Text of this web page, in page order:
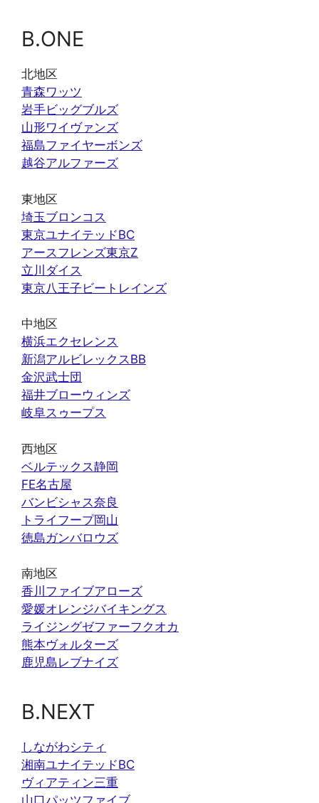
B.ONE
北地区
青森ワッツ
岩手ビッグブルズ
山形ワイヴァンズ
福島ファイヤーボンズ
越谷アルファーズ
東地区
埼玉ブロンコス
東京ユナイテッドBC
アースフレンズ東京Z
立川ダイス
東京八王子ビートレインズ
中地区
横浜エクセレンス
新潟アルビレックスBB
金沢武士団
福井ブローウィンズ
岐阜スゥープス
西地区
ベルテックス静岡
FE名古屋
バンビシャス奈良
トライフープ岡山
徳島ガンバロウズ
南地区
香川ファイブアローズ
愛媛オレンジバイキングス
ライジングゼファーフクオカ
熊本ヴォルターズ
鹿児島レブナイズ
B.NEXT
しながわシティ
湘南ユナイテッドBC
ヴィアティン三重
山口パッツファイブ